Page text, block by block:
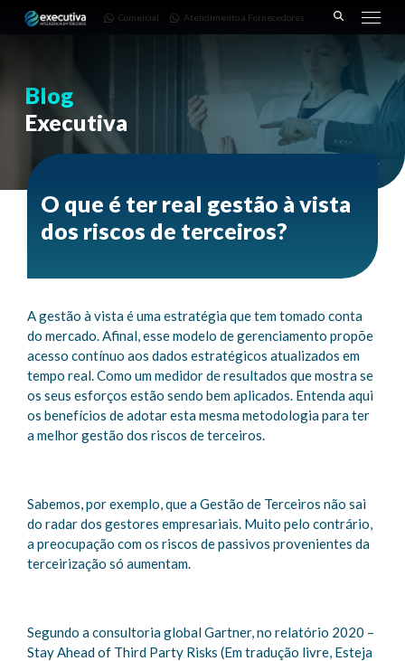
3668-
Pinhais
Comercial Atendimento a Fornecedores
Blog
Executiva
O que é ter real gestão à vista
dos riscos de terceiros?
A gestão à vista é uma estratégia que tem tomado conta
do mercado. Afinal, esse modelo de gerenciamento propõe
acesso contínuo aos dados estratégicos atualizados em
tempo real. Como um medidor de resultados que mostra se
os seus esforços estão sendo bem aplicados. Entenda aqui
os benefícios de adotar esta mesma metodologia para ter
a melhor gestão dos riscos de terceiros.
Sabemos, por exemplo, que a Gestão de Terceiros não sai
do radar dos gestores empresariais. Muito pelo contrário,
a preocupação com os riscos de passivos provenientes da
terceirização só aumentam.
Segundo a consultoria global Gartner, no relatório 2020 –
Stay Ahead of Third Party Risks (Em tradução livre, Esteja